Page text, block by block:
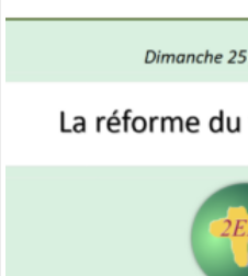
miniature